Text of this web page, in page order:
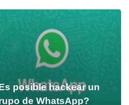
posible hackear un
de WhatsApp?